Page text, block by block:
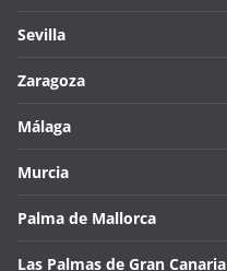
Sevilla
Zaragoza
Málaga
Murcia
Palma de Mallorca
Las Palmas de Gran Canaria